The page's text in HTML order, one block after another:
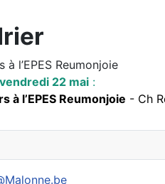
à l’EPES Reumonjoie
22 mai :
à l’EPES Reumonjoie - Ch